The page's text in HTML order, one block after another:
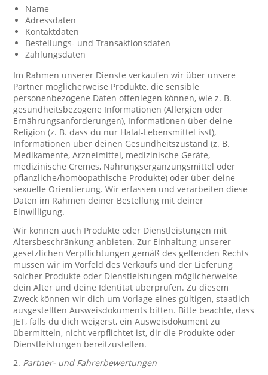
Name
Adressdaten
Kontaktdaten
Bestellungs- und Transaktionsdaten
Zahlungsdaten
Im Rahmen unserer Dienste verkaufen wir über unsere
Partner möglicherweise Produkte, die sensible
personenbezogene Daten offenlegen können, wie z. B.
gesundheitsbezogene Informationen (Allergien oder
Ernährungsanforderungen), Informationen über deine
Religion (z. B. dass du nur Halal-Lebensmittel isst),
Informationen über deinen Gesundheitszustand (z. B.
Medikamente, Arzneimittel, medizinische Geräte,
medizinische Cremes, Nahrungsergänzungsmittel oder
pflanzliche/homöopathische Produkte) oder über deine
sexuelle Orientierung. Wir erfassen und verarbeiten diese
Daten im Rahmen deiner Bestellung mit deiner
Einwilligung.
Wir können auch Produkte oder Dienstleistungen mit
Altersbeschränkung anbieten. Zur Einhaltung unserer
gesetzlichen Verpflichtungen gemäß des geltenden Rechts
müssen wir im Vorfeld des Verkaufs und der Lieferung
solcher Produkte oder Dienstleistungen möglicherweise
dein Alter und deine Identität überprüfen. Zu diesem
Zweck können wir dich um Vorlage eines gültigen, staatlich
ausgestellten Ausweisdokuments bitten. Bitte beachte, dass
JET, falls du dich weigerst, ein Ausweisdokument zu
übermitteln, nicht verpflichtet ist, dir die Produkte oder
Dienstleistungen bereitzustellen.
2. Partner- und Fahrerbewertungen